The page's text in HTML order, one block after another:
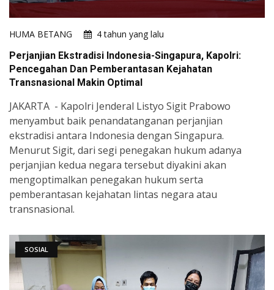
HUMA BETANG
4 tahun yang lalu
Perjanjian Ekstradisi Indonesia-Singapura, Kapolri:
Pencegahan Dan Pemberantasan Kejahatan
Transnasional Makin Optimal
JAKARTA - Kapolri Jenderal Listyo Sigit Prabowo
menyambut baik penandatanganan perjanjian
ekstradisi antara Indonesia dengan Singapura.
Menurut Sigit, dari segi penegakan hukum adanya
perjanjian kedua negara tersebut diyakini akan
mengoptimalkan penegakan hukum serta
pemberantasan kejahatan lintas negara atau
transnasional.
SOSIAL